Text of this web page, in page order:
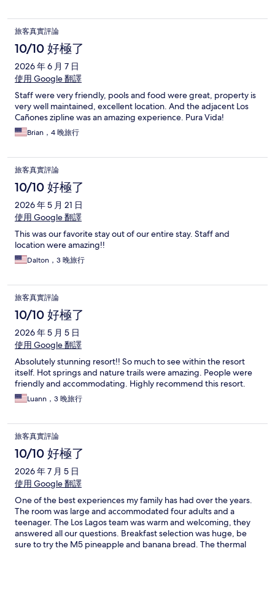
旅客真實評論
10/10 好極了
2026 年 6 月 7 日
使用 Google 翻譯
Staff were very friendly, pools and food were great, property is
very well maintained, excellent location. And the adjacent Los
Cañones zipline was an amazing experience. Pura Vida!
Brian，4 晚旅行
旅客真實評論
10/10 好極了
2026 年 5 月 21 日
使用 Google 翻譯
This was our favorite stay out of our entire stay. Staff and
location were amazing!!
Dalton，3 晚旅行
旅客真實評論
10/10 好極了
2026 年 5 月 5 日
使用 Google 翻譯
Absolutely stunning resort!! So much to see within the resort
itself. Hot springs and nature trails were amazing. People were
friendly and accommodating. Highly recommend this resort.
Luann，3 晚旅行
旅客真實評論
10/10 好極了
2026 年 7 月 5 日
使用 Google 翻譯
One of the best experiences my family has had over the years.
The room was large and accommodated four adults and a
teenager. The Los Lagos team was warm and welcoming, they
answered all our questions. Breakfast selection was huge, be
sure to try the M5 pineapple and banana bread. The thermal